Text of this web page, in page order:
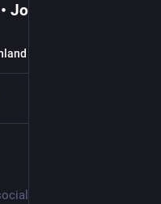
Jochen Hartmann
- DeFAF e.V.